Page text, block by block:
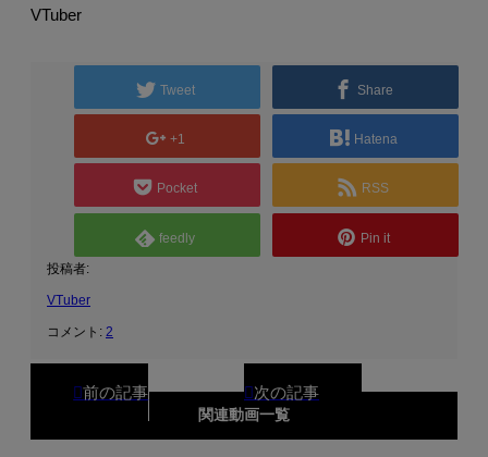
VTuber
Tweet Share
+1 Hatena
Pocket RSS
feedly Pin it
投稿者:
VTuber
コメント: 2
関連動画一覧